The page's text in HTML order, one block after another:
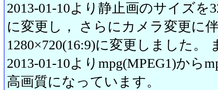
2013-01-10より静止画のサイズを
に変更し， さらにカメラ変更に
1280×720(16:9)に変更しました。
2013-01-10よりmpg(MPEG1)から
高画質になっています。